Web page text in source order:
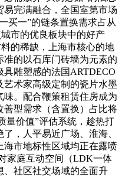
完满融合，全国室第市场
买一”的链条置换需求占从
市的优良板块中的好产
的稀缺，上海市核心的地
的以石库门砖墙为元素的
雕塑感的法国ARTDECO
术家高级定制的瓷片水墨
。配合鞭策租赁住房成为
善型需求（含置换）占比将
量价值”评估系统，趁热打
，人平易近广场、淮海、
海市地标性区域均正在露喷
家庭互动空间（LDK一体
、社区社交场域的全面升